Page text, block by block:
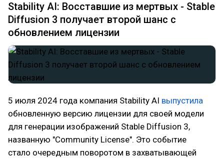
Stability AI: Восставшие из мертвых - Stable
Diffusion 3 получает второй шанс с
обновлением лицензии
5 июля 2024 года компания Stability AI выпустила
обновленную версию лицензии для своей модели
для генерации изображений Stable Diffusion 3,
названную "Community License". Это событие
стало очередным поворотом в захватывающей